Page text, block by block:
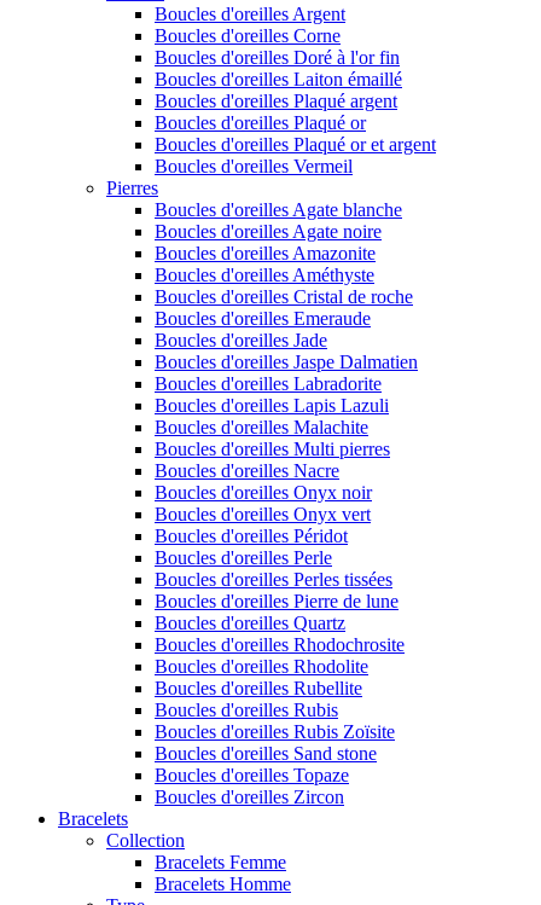
Boucles d'oreilles Argent
Boucles d'oreilles Corne
Boucles d'oreilles Doré à l'or fin
Boucles d'oreilles Laiton émaillé
Boucles d'oreilles Plaqué argent
Boucles d'oreilles Plaqué or
Boucles d'oreilles Plaqué or et argent
Boucles d'oreilles Vermeil
Pierres
Boucles d'oreilles Agate blanche
Boucles d'oreilles Agate noire
Boucles d'oreilles Amazonite
Boucles d'oreilles Améthyste
Boucles d'oreilles Cristal de roche
Boucles d'oreilles Emeraude
Boucles d'oreilles Jade
Boucles d'oreilles Jaspe Dalmatien
Boucles d'oreilles Labradorite
Boucles d'oreilles Lapis Lazuli
Boucles d'oreilles Malachite
Boucles d'oreilles Multi pierres
Boucles d'oreilles Nacre
Boucles d'oreilles Onyx noir
Boucles d'oreilles Onyx vert
Boucles d'oreilles Péridot
Boucles d'oreilles Perle
Boucles d'oreilles Perles tissées
Boucles d'oreilles Pierre de lune
Boucles d'oreilles Quartz
Boucles d'oreilles Rhodochrosite
Boucles d'oreilles Rhodolite
Boucles d'oreilles Rubellite
Boucles d'oreilles Rubis
Boucles d'oreilles Rubis Zoïsite
Boucles d'oreilles Sand stone
Boucles d'oreilles Topaze
Boucles d'oreilles Zircon
Bracelets
Collection
Bracelets Femme
Bracelets Homme